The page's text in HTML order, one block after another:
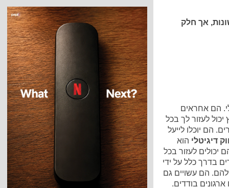
אך חלק
הם אחראים
יכול לעזור לך בכל
הם יוכלו לייעל
דיגיטלי הוא
יכולים לעזור בכל
בדרך כלל על ידי
הם עשויים גם
בודדים.